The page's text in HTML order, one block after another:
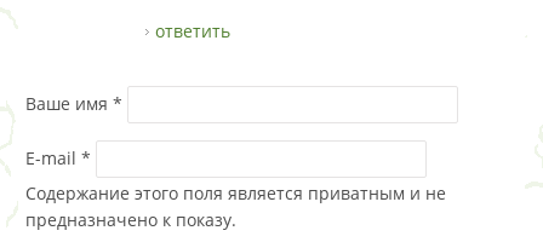
ответить
Ваше имя *
E-mail *
Содержание этого поля является приватным и не
предназначено к показу.